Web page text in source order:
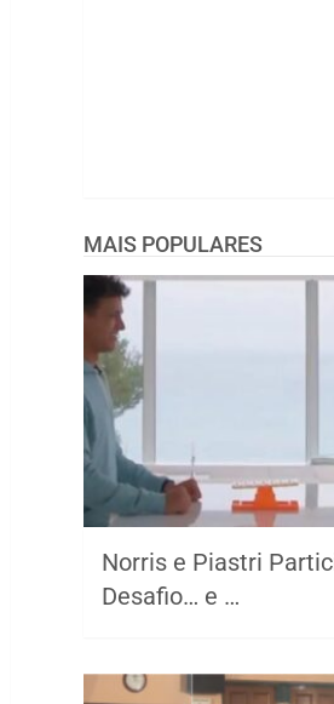
MAIS POPULARES
Norris e Piastri
Desafio… e …